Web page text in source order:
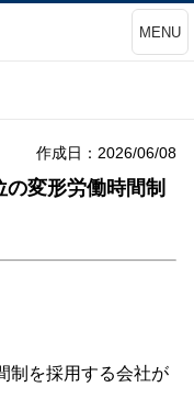
MENU
作成日：2026/06/08
の変形労働時間制
制を採用する会社が